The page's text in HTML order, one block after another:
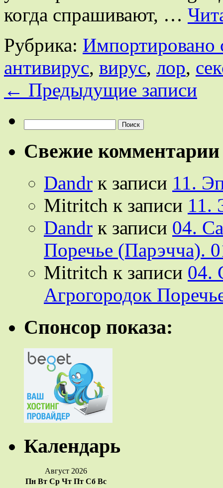
когда спрашивают, …
Рубрика: Импортировано
антивирус, вирус, лор,
← Предыдущие записи
Свежие комментарии
Dandr к записи 11.
Mitritch к записи 11.
Dandr к записи 04.
Поречье (Парэчча).
Mitritch к записи 04.
Агрогородок
Спонсор показа:
Календарь
Август 2026
Пн Вт Ср Чт Пт Сб Вс